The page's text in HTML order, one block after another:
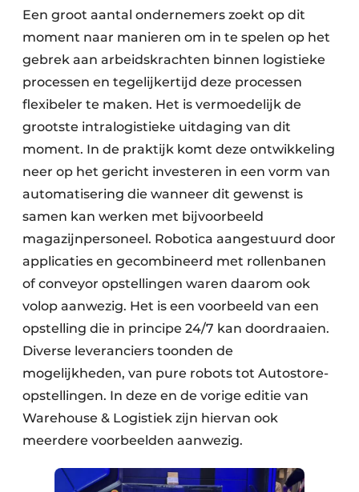
Een groot aantal ondernemers zoekt op dit
moment naar manieren om in te spelen op het
gebrek aan arbeidskrachten binnen logistieke
processen en tegelijkertijd deze processen
flexibeler te maken. Het is vermoedelijk de
grootste intralogistieke uitdaging van dit
moment. In de praktijk komt deze ontwikkeling
neer op het gericht investeren in een vorm van
automatisering die wanneer dit gewenst is
samen kan werken met bijvoorbeeld
magazijnpersoneel. Robotica aangestuurd door
applicaties en gecombineerd met rollenbanen
of conveyor opstellingen waren daarom ook
volop aanwezig. Het is een voorbeeld van een
opstelling die in principe 24/7 kan doordraaien.
Diverse leveranciers toonden de
mogelijkheden, van pure robots tot Autostore-
opstellingen. In deze en de vorige editie van
Warehouse & Logistiek zijn hiervan ook
meerdere voorbeelden aanwezig.